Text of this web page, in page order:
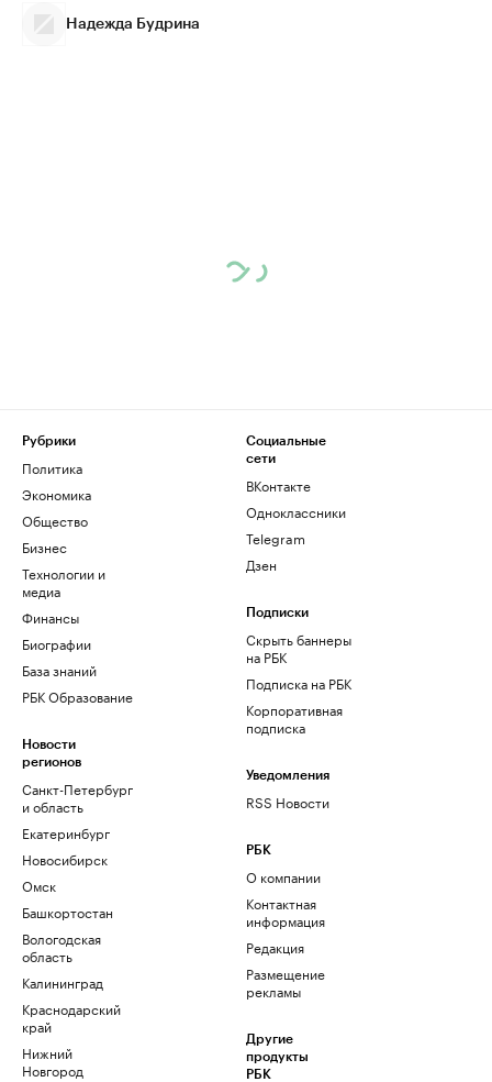
Надежда Будрина
Рубрики
Политика
Экономика
Общество
Бизнес
Технологии и
медиа
Финансы
Биографии
База знаний
РБК Образование
Новости
регионов
Санкт-Петербург
и область
Екатеринбург
Новосибирск
Омск
Башкортостан
Вологодская
область
Калининград
Краснодарский
край
Нижний
Новгород
Социальные
сети
ВКонтакте
Одноклассники
Telegram
Дзен
Подписки
Скрыть баннеры
на РБК
Подписка на РБК
Корпоративная
подписка
Уведомления
RSS Новости
РБК
О компании
Контактная
информация
Редакция
Размещение
рекламы
Другие
продукты
РБК